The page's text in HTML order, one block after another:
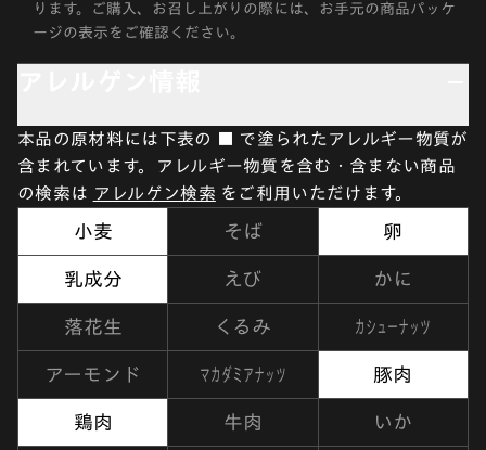
ります。ご購入、お召し上がりの際には、お手元の商品パッケ
ージの表示をご確認ください。
本品の原材料には下表の ■ で塗られたアレルギー物質が
含まれています。アレルギー物質を含む・含まない商品
の検索は アレルゲン検索 をご利用いただけます。
小麦 そば 卵
乳成分 えび かに
落花生 くるみ カシューナッツ
アーモンド マカダミアナッツ 豚肉
鶏肉 牛肉 いか